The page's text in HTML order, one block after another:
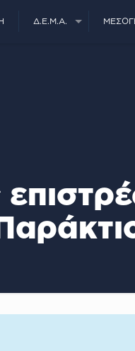
Δ.Ε.Μ.Α.